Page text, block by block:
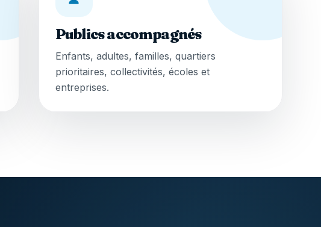
Publics accompagnés
Enfants, adultes, familles, quartiers
prioritaires, collectivités, écoles et
entreprises.